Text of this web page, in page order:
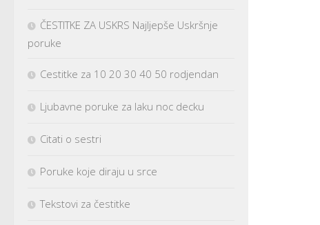
ČESTITKE ZA USKRS Najljepše Uskršnje
poruke
Cestitke za 10 20 30 40 50 rodjendan
Ljubavne poruke za laku noc decku
Citati o sestri
Poruke koje diraju u srce
Tekstovi za čestitke